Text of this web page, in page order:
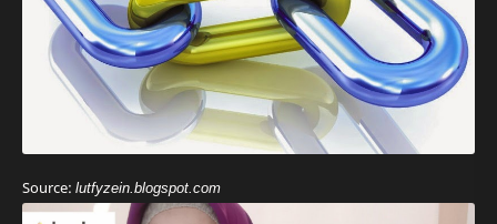
Source: lutfyzein.blogspot.com